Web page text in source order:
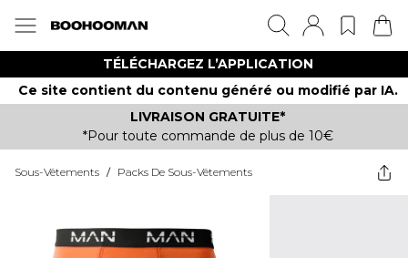
TÉLÉCHARGEZ L’APPLICATION
Ce site contient du contenu généré ou modifié par IA.
LIVRAISON GRATUITE*
*Pour toute commande de plus de 10€
Sous-Vêtements / Packs De Sous-Vêtements